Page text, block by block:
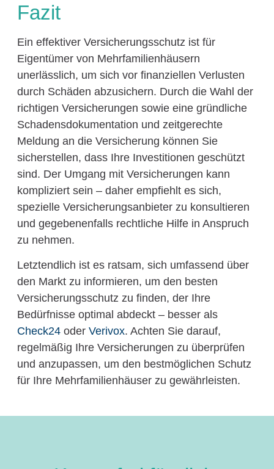
Fazit
Ein effektiver Versicherungsschutz ist für
Eigentümer von Mehrfamilienhäusern
unerlässlich, um sich vor finanziellen Verlusten
durch Schäden abzusichern. Durch die Wahl der
richtigen Versicherungen sowie eine gründliche
Schadensdokumentation und zeitgerechte
Meldung an die Versicherung können Sie
sicherstellen, dass Ihre Investitionen geschützt
sind. Der Umgang mit Versicherungen kann
kompliziert sein – daher empfiehlt es sich,
spezielle Versicherungsanbieter zu konsultieren
und gegebenenfalls rechtliche Hilfe in Anspruch
zu nehmen.
Letztendlich ist es ratsam, sich umfassend über
den Markt zu informieren, um den besten
Versicherungsschutz zu finden, der Ihre
Bedürfnisse optimal abdeckt – besser als
Check24oder Verivox. Achten Sie darauf,
regelmäßig Ihre Versicherungen zu überprüfen
und anzupassen, um den bestmöglichen Schutz
für Ihre Mehrfamilienhäuser zu gewährleisten.